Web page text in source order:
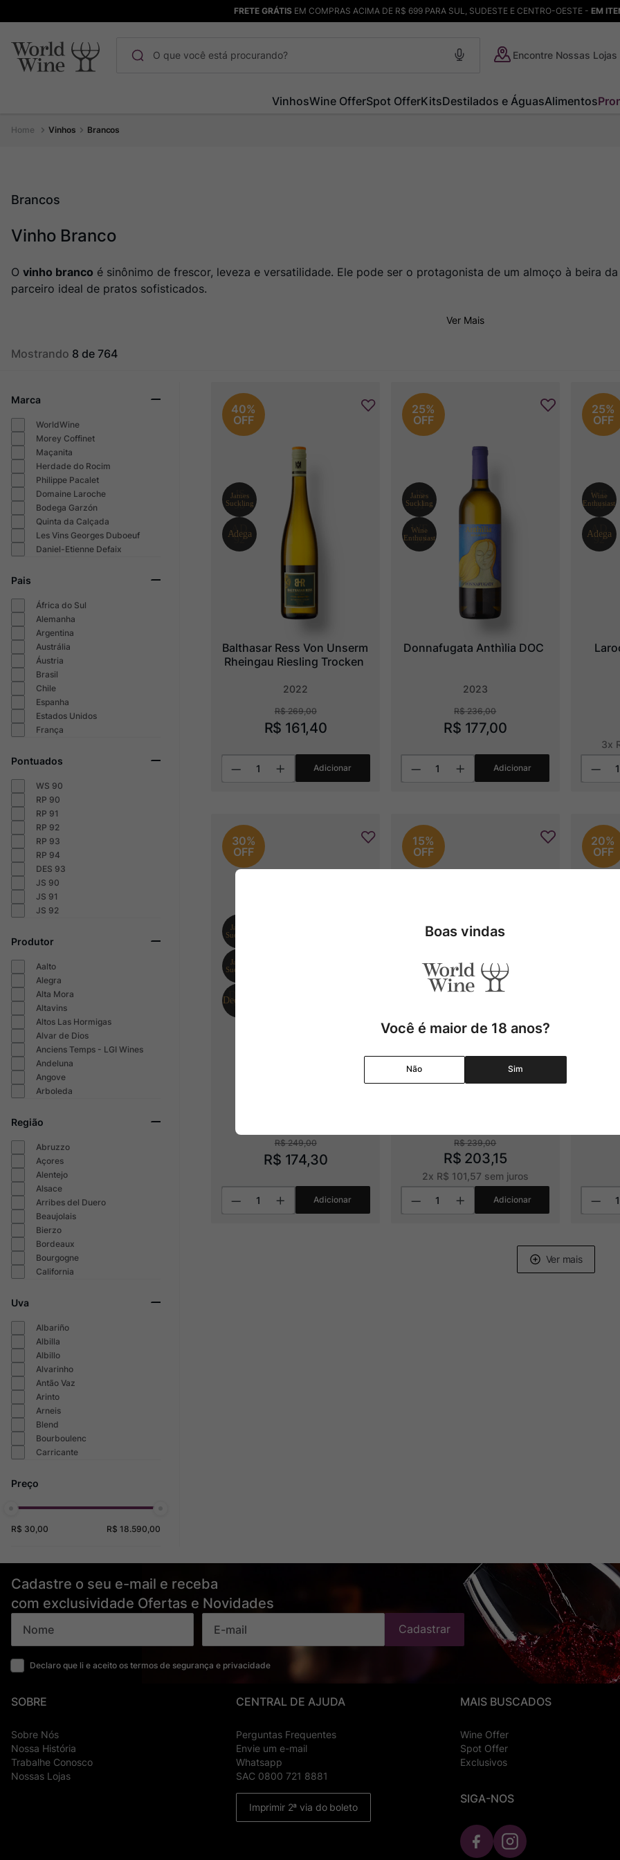
FRETE GRÁTISEM COMPRAS ACIMA DE R$ 699 PARA SUL, SUDESTE E CENTRO-OESTE - EM
Encontre Nossas Lojas
VinhosWine OfferSpot OfferKitsDestilados e ÁguasAlimentos
Vinhos Brancos
Brancos
Vinho Branco
O vinho branco é sinônimo de frescor, leveza e versatilidade. Ele pode ser o protagonista de um almoço à beira
parceiro ideal de pratos sofisticados.
Ver Mais
Mostrando 8 de 764
Marca
WorldWine
Morey Coffinet
Maçanita
Herdade do Rocim
Philippe Pacalet
Domaine Laroche
Bodega Garzón
Quinta da Calçada
Les Vins Georges Duboeuf
Daniel-Etienne Defaix
Pais
África do Sul
Alemanha
Argentina
Austrália
Áustria
Brasil
Chile
Espanha
Estados Unidos
França
Pontuados
WS 90
RP 90
RP 91
RP 92
RP 93
RP 94
DES 93
JS 90
JS 91
JS 92
Produtor
Aalto
Alegra
Alta Mora
Altavins
Altos Las Hormigas
Alvar de Dios
Anciens Temps - LGI Wines
Andeluna
Angove
Arboleda
Região
Abruzzo
Açores
Alentejo
Alsace
Arribes del Duero
Beaujolais
Bierzo
Bordeaux
Bourgogne
California
Uva
Albariño
Albilla
Albillo
Alvarinho
Antão Vaz
Arinto
Arneis
Blend
Bourboulenc
Carricante
R$ 30,00 R$ 18.590,00
40%
OFF
Balthasar Ress Von Unserm
Rheingau Riesling Trocken
2022
R$ 269,00
R$ 161,40
Adicionar
25%
OFF
Donnafugata Anthìlia DOC
2023
R$ 236,00
R$ 177,00
Adicionar
25%
OFF
3x
30%
OFF
R$ 249,00
R$ 174,30
Adicionar
15%
OFF
Weinrieder Ried
R$ 239,00
R$ 203,15
2x R$ 101 57 sem juros
Adicionar
20%
OFF
Cadastre o seu e-mail e receba
com exclusividade Ofertas e Novidades
Declaro que li e aceito os termos de segurança e privacidade
Cadastrar
SOBRE
Sobre Nós
Nossa História
Trabalhe Conosco
Nossas Lojas
CENTRAL DE AJUDA
Perguntas Frequentes
Envie um e-mail
Whatsapp
SAC 0800 721 8881
Imprimir 2ª via do boleto
MAIS BUSCADOS
Wine Offer
Spot Offer
Exclusivos
SIGA-NOS
1º Maçanita
6º Barolo
8 Champagne
Boas vindas
Você é maior de 18 anos?
Não Sim